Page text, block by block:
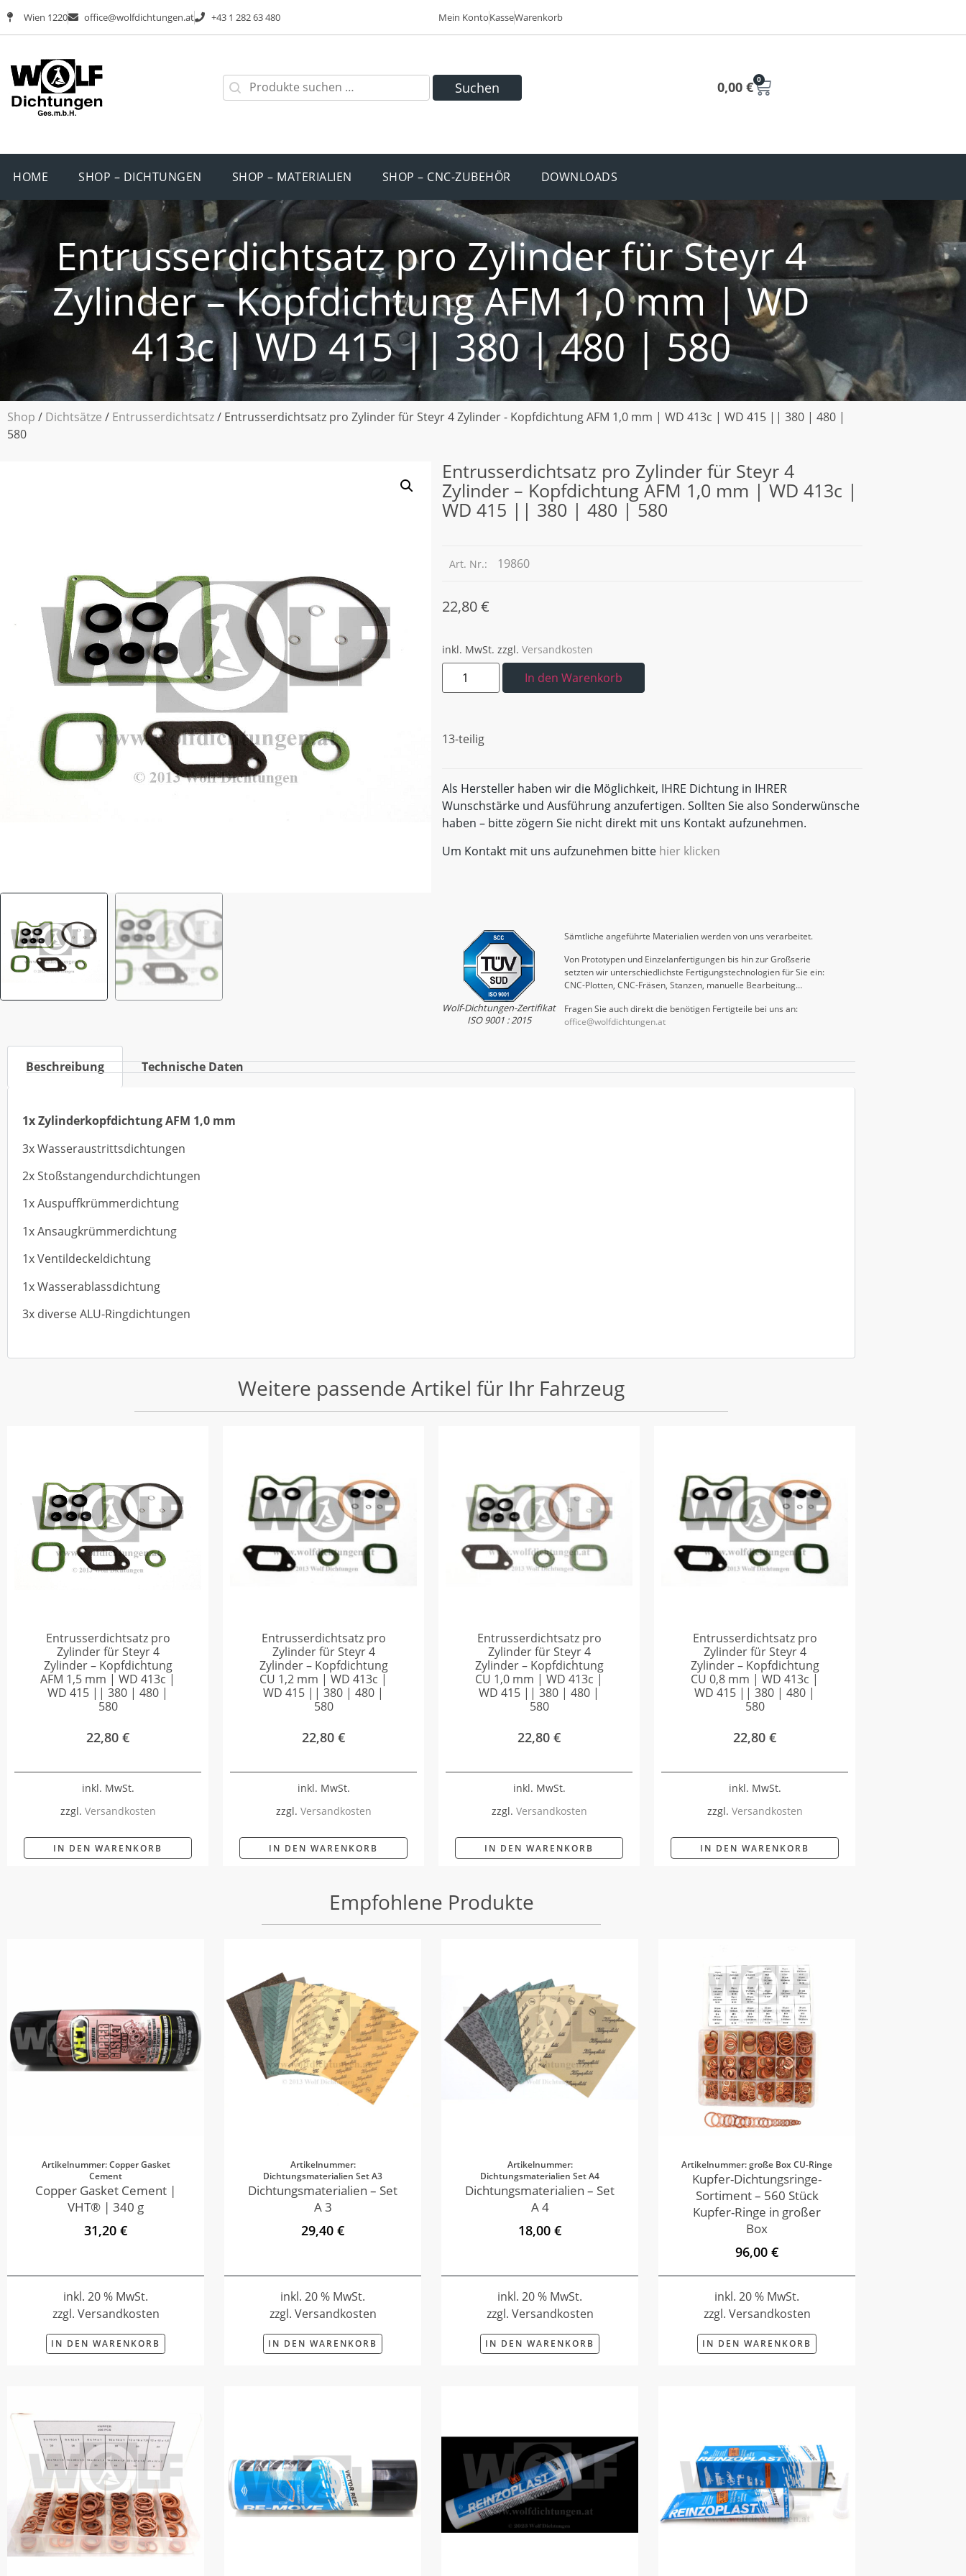
Wien 1220 office@wolfdichtungen.at +43 1 282 63 480 Mein KontoKasseWarenkorb
Suchen 0,00 € 0
HOME SHOP – DICHTUNGEN SHOP – MATERIALIEN SHOP – CNC-ZUBEHÖR DOWNLOADS
Entrusserdichtsatz pro Zylinder für Steyr 4
Zylinder – Kopfdichtung AFM 1,0 mm | WD
413c | WD 415 || 380 | 480 | 580
Shop / Dichtsätze / Entrusserdichtsatz/ Entrusserdichtsatz pro Zylinder für Steyr 4 Zylinder - Kopfdichtung AFM 1,0 mm | WD 413c | WD 415 || 380 | 480 |
580
Entrusserdichtsatz pro Zylinder für Steyr 4
Zylinder – Kopfdichtung AFM 1,0 mm | WD 413c |
WD 415 || 380 | 480 | 580
Art. Nr.: 19860
22,80€
inkl. MwSt. zzgl. Versandkosten
In den Warenkorb
13-teilig
Als Hersteller haben wir die Möglichkeit, IHRE Dichtung in IHRER
Wunschstärke und Ausführung anzufertigen. Sollten Sie also Sonderwünsche
haben – bitte zögern Sie nicht direkt mit uns Kontakt aufzunehmen.
Um Kontakt mit uns aufzunehmen bitte hier klicken
Wolf-Dichtungen-Zertifikat
ISO 9001 : 2015
Sämtliche angeführte Materialien werden von uns verarbeitet.
Von Prototypen und Einzelanfertigungen bis hin zur Großserie
setzten wir unterschiedlichste Fertigungstechnologien für Sie ein:
CNC-Plotten, CNC-Fräsen, Stanzen, manuelle Bearbeitung…
Fragen Sie auch direkt die benötigen Fertigteile bei uns an:
office@wolfdichtungen.at
Beschreibung Technische Daten
1x Zylinderkopfdichtung AFM 1,0 mm
3x Wasseraustrittsdichtungen
2x Stoßstangendurchdichtungen
1x Auspuffkrümmerdichtung
1x Ansaugkrümmerdichtung
1x Ventildeckeldichtung
1x Wasserablassdichtung
3x diverse ALU-Ringdichtungen
Weitere passende Artikel für Ihr Fahrzeug
Entrusserdichtsatz pro
Zylinder für Steyr 4
Zylinder – Kopfdichtung
AFM 1,5 mm | WD 413c |
WD 415 || 380 | 480 |
580
22,80 €
inkl. MwSt.
zzgl. Versandkosten
IN DEN WARENKORB
Entrusserdichtsatz pro
Zylinder für Steyr 4
Zylinder – Kopfdichtung
CU 1,2 mm | WD 413c |
WD 415 || 380 | 480 |
580
22,80 €
inkl. MwSt.
zzgl. Versandkosten
IN DEN WARENKORB
Entrusserdichtsatz pro
Zylinder für Steyr 4
Zylinder – Kopfdichtung
CU 1,0 mm | WD 413c |
WD 415 || 380 | 480 |
580
22,80 €
inkl. MwSt.
zzgl. Versandkosten
IN DEN WARENKORB
Entrusserdichtsatz pro
Zylinder für Steyr 4
Zylinder – Kopfdichtung
CU 0,8 mm | WD 413c |
WD 415 || 380 | 480 |
580
22,80 €
inkl. MwSt.
zzgl. Versandkosten
IN DEN WARENKORB
Empfohlene Produkte
Artikelnummer: Copper Gasket
Cement
Copper Gasket Cement |
VHT® | 340 g
31,20 €
inkl. 20 % MwSt.
zzgl. Versandkosten
IN DEN WARENKORB
Artikelnummer:
Dichtungsmaterialien Set A3
Dichtungsmaterialien – Set
A 3
29,40 €
inkl. 20 % MwSt.
zzgl. Versandkosten
IN DEN WARENKORB
Artikelnummer:
Dichtungsmaterialien Set A4
Dichtungsmaterialien – Set
A 4
18,00 €
inkl. 20 % MwSt.
zzgl. Versandkosten
IN DEN WARENKORB
Artikelnummer: große Box CU-Ringe
Kupfer-Dichtungsringe-
Sortiment – 560 Stück
Kupfer-Ringe in großer
Box
96,00 €
inkl. 20 % MwSt.
zzgl. Versandkosten
IN DEN WARENKORB